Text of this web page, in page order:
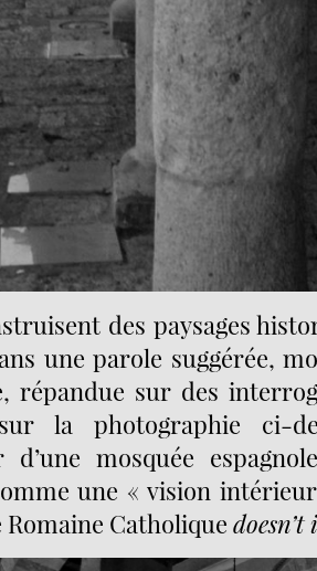
des paysages
une parole suggérée,
répandue sur des
la photographie ci-
d’une mosquée
une « vision
Romaine Catholique